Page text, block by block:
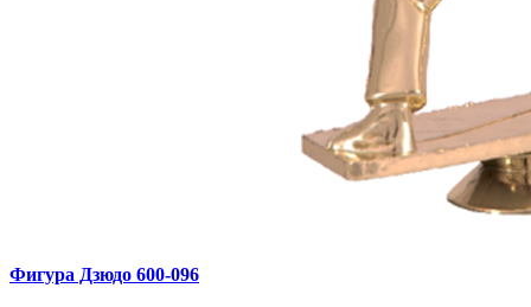
Фигура Дзюдо 600‑096